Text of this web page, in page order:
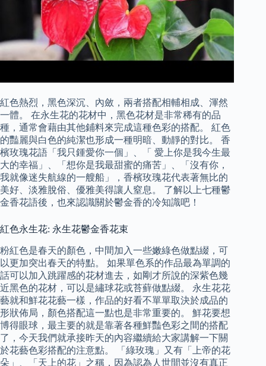
紅色熱烈，黑色深沉、內斂，兩者搭配相輔相成、渾然
一體。 在永生花的花材中，黑色花材是非常稀有的品
種，通常會藉由其他鋪料來完成這種色彩的搭配。 紅色
的豔麗與白色的純潔也形成一種明暗、動靜的對比。 香
檳玫瑰花語「我只鍾愛你一個」、「 愛上你是我今生最
大的幸福」、「想你是我最甜蜜的痛苦」、「沒有你，
我就像迷失航線的一艘船」，香檳玫瑰花代表著無比的
美好、淡雅脫俗、優雅美得讓人窒息。 了解以上七種鬱
金香花語後，也來認識關於鬱金香的冷知識吧！
紅色永生花: 永生花鬱金香花束
粉紅色是春天的顏色，中間加入一些嫩綠色做點綴，可
以更加突出春天的特點。 如果單色系的作品最為單調的
話可以加入跳躍感的花材進去，如剛才所說的深紫色幾
近黑色的花材，可以是繡球花或苔蘚做點綴。 永生花花
藝就和鮮花花藝一樣，作品的好看不單單取決於成品的
形狀佈局，顏色搭配這一點也是非常重要的。 鮮花要想
博得眼球，最主要的就是靠著各種鮮豔色彩之間的搭配
了，今天我們就承接昨天的內容繼續給大家講解一下關
於花藝色彩搭配的注意點。 「綠玫瑰」又有「上帝的花
朵」、「天上的花」之稱，因為認為人世間並沒有真正